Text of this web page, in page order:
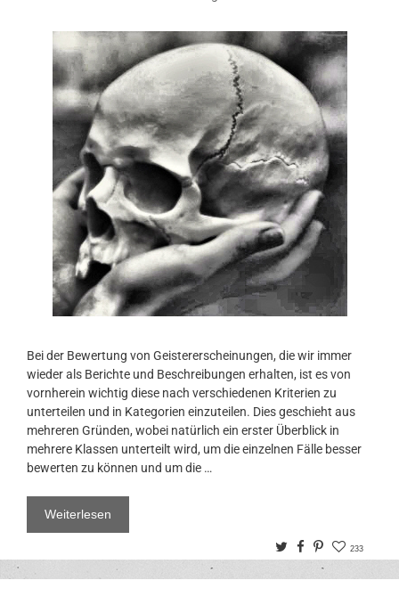
Bei der Bewertung von Geistererscheinungen, die wir immer
wieder als Berichte und Beschreibungen erhalten, ist es von
vornherein wichtig diese nach verschiedenen Kriterien zu
unterteilen und in Kategorien einzuteilen. Dies geschieht aus
mehreren Gründen, wobei natürlich ein erster Überblick in
mehrere Klassen unterteilt wird, um die einzelnen Fälle besser
bewerten zu können und um die …
Weiterlesen
TwitterFacebook
Pinterest
233